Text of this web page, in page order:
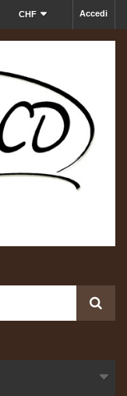
Accedi
CHF